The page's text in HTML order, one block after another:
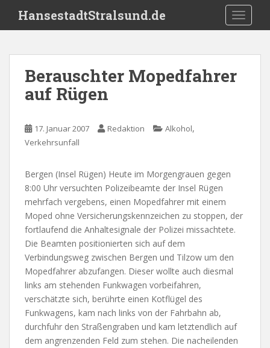
i
HansestadtStralsund.de
Berauschter Mopedfahrer
auf Rügen
17. Januar 2007 Redaktion Alkohol,
Verkehrsunfall
Bergen (Insel Rügen) Heute im Morgengrauen gegen
8:00 Uhr versuchten Polizeibeamte der Insel Rügen
mehrfach vergebens, einen Mopedfahrer mit einem
Moped ohne Versicherungskennzeichen zu stoppen, der
fortlaufend die Anhaltesignale der Polizei missachtete.
Die Beamten positionierten sich auf dem
Verbindungsweg zwischen Bergen und Tilzow um den
Mopedfahrer abzufangen. Dieser wollte auch diesmal
links am stehenden Funkwagen vorbeifahren,
verschätzte sich, berührte einen Kotflügel des
Funkwagens, kam nach links von der Fahrbahn ab,
durchfuhr den Straßengraben und kam letztendlich auf
dem angrenzenden Feld zum stehen. Die nacheilenden